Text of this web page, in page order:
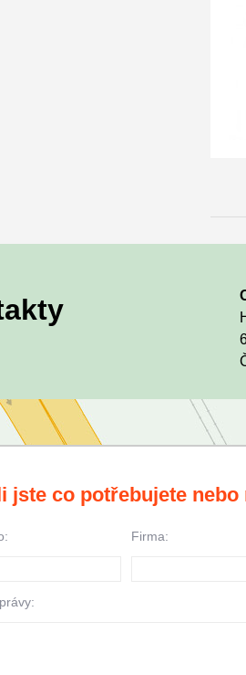
jste co potřebujete
Firma: